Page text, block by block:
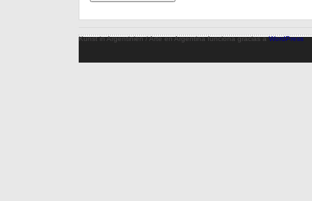
Kunst in Argentinien / Arte en Argentina funciona gracias aWordPress